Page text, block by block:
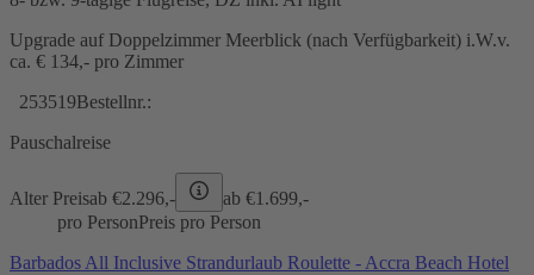
Upgrade auf Doppelzimmer Meerblick (nach Verfügbarkeit) i.W.v.
ca. € 134,- pro Zimmer
253519Bestellnr.:
Pauschalreise
Alter Preisab €2.296,- ab €1.699,-
pro PersonPreis pro Person
Barbados All Inclusive Strandurlaub Roulette - Accra Beach Hotel